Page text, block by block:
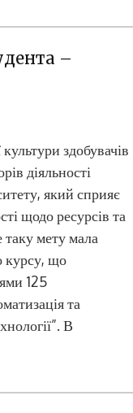
–
здобувачів
діяльності
який сприяє
щодо ресурсів та
таку мету мала
курсу, що
125
та
В